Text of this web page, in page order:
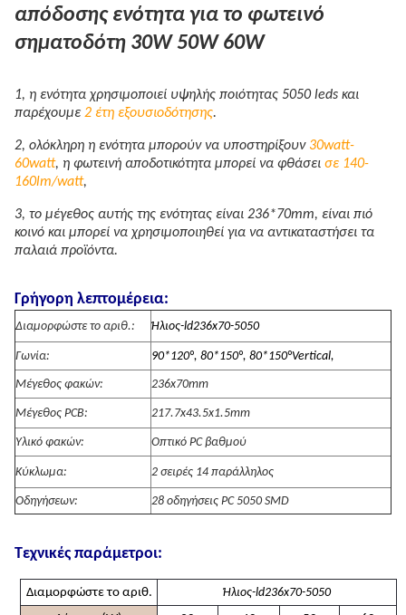
απόδοσης ενότητα για το φωτεινό
σηματοδότη 30W 50W 60W
1, η ενότητα χρησιμοποιεί υψηλής ποιότητας 5050 leds και
παρέχουμε 2 έτη εξουσιοδότησης.
2, ολόκληρη η ενότητα μπορούν να υποστηρίξουν 30watt-
60watt, η φωτεινή αποδοτικότητα μπορεί να φθάσει σε 140-
160lm/watt,
3, το μέγεθος αυτής της ενότητας είναι 236*70mm, είναι πιό
κοινό και μπορεί να χρησιμοποιηθεί για να αντικαταστήσει τα
παλαιά προϊόντα.
Γρήγορη λεπτομέρεια:
Διαμορφώστε το αριθ.: Ήλιος-ld236x70-5050
Γωνία: 90*120°, 80*150°, 80*150°Vertical,
Μέγεθος φακών: 236x70mm
Μέγεθος PCB: 217.7x43.5x1.5mm
Υλικό φακών: Οπτικό PC βαθμού
Κύκλωμα: 2 σειρές 14 παράλληλος
Οδηγήσεων: 28 οδηγήσεις PC 5050 SMD
Τεχνικές παράμετροι:
Διαμορφώστε το αριθ.
Ήλιος-ld236x70-5050